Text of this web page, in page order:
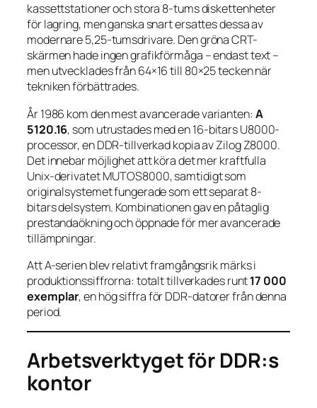
kassettstationer och stora 8-tums diskettenheter
för lagring, men ganska snart ersattes dessa av
modernare 5,25-tumsdrivare. Den gröna CRT-
skärmen hade ingen grafikförmåga – endast text –
men utvecklades från 64×16 till 80×25 tecken när
tekniken förbättrades.
År 1986 kom den mest avancerade varianten: A
5120.16, som utrustades med en 16-bitars U8000-
processor, en DDR-tillverkad kopia av Zilog Z8000.
Det innebar möjlighet att köra det mer kraftfulla
Unix-derivatet MUTOS8000, samtidigt som
originalsystemet fungerade som ett separat 8-
bitars delsystem. Kombinationen gav en påtaglig
prestandaökning och öppnade för mer avancerade
tillämpningar.
Att A-serien blev relativt framgångsrik märks i
produktionssiffrorna: totalt tillverkades runt17 000
exemplar, en hög siffra för DDR-datorer från denna
period.
Arbetsverktyget för DDR:s
kontor